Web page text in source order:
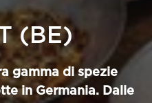
(BE)
gamma di spezie
in Germania. Dalle